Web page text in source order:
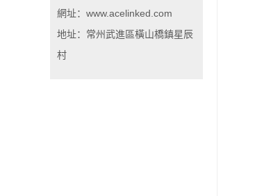
網址：www.acelinked.com
地址：常州武進區橫山橋鎮星辰
村